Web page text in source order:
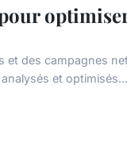
des campagnes
et optimisés...